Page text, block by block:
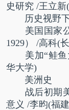
史研究 /王立
历史视野下
美国国家
1929）
/高科(
美加“鲑
华大学)
美洲史
战后初期
意义 /李昀(福